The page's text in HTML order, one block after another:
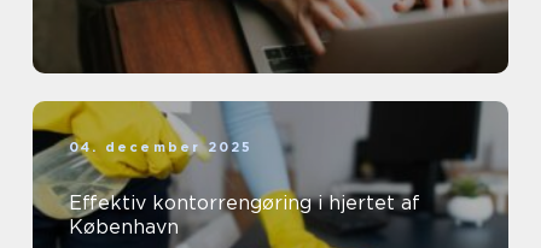
04. december 2025
Effektiv kontorrengøring i hjertet af
København